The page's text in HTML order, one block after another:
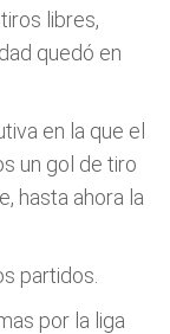
libres,
quedó en
en la que el
un gol de tiro
hasta ahora la
partidos.
por la liga